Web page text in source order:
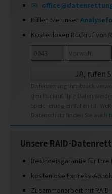
Füllen Sie unser
Kostenlosen Rückruf von
Datenrettung Innsbruck
Unsere RAID-
Bestpreisgarantie für Ihre
kostenlose Express-
Zusammenarbeit mit